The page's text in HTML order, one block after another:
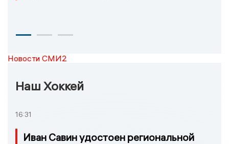
Новости СМИ2
Наш Хоккей
16:31
Иван Савин удостоен региональной